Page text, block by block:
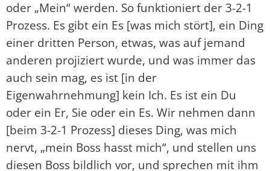
oder „Mein“ werden. So funktioniert der 3-2-1
Prozess. Es gibt ein Es [was mich stört], ein Ding
einer dritten Person, etwas, was auf jemand
anderen projiziert wurde, und was immer das
auch sein mag, es ist [in der
Eigenwahrnehmung] kein Ich. Es ist ein Du
oder ein Er, Sie oder ein Es. Wir nehmen dann
[beim 3-2-1 Prozess] dieses Ding, was mich
nervt, „mein Boss hasst mich“, und stellen uns
diesen Boss bildlich vor, und sprechen mit ihm